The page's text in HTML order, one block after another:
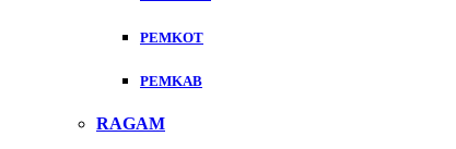
PEMKOT
PEMKAB
RAGAM